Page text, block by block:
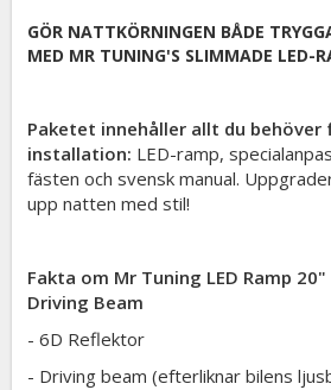
GÖR NATTKÖRNINGEN BÅDE
MED MR TUNING'S SLIMMADE LED-
Paketet innehåller allt du behöver
installation: LED-ramp,
fästen och svensk manual.
upp natten med stil!
Fakta om Mr Tuning LED Ramp
Driving Beam
- 6D Reflektor
- Driving beam (efterliknar bilens